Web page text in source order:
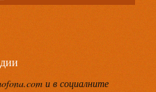
и в социалните